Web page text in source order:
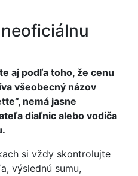
aj podľa toho, že cenu
všeobecný názov
nemá jasne
diaľnic alebo vodiča
si vždy skontrolujte
výslednú sumu,